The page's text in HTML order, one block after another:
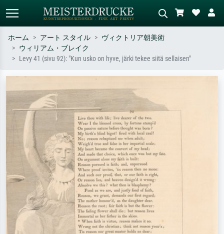
標準検索 AI画像検索
斎の波、ヌード。
油絵、木のそばの立ち姿のヌー
ホーム アート スタイル
ヴィクトリア朝美術
ウィリアム・ブレイク
Levy 41 (sivu 92): "Kun usko on hyve, järki tekee siitä sellaisen"